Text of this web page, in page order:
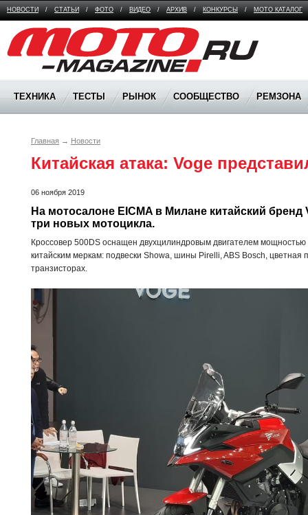
НОВОСТИ / СТАТЬИ / ФОТО / ВИДЕО / АРХИВ / КОНКУРСЫ / МОТО КАТАЛОГ
Moto Magazine
ТЕХНИКА ТЕСТЫ РЫНОК СООБЩЕСТВО РЕМЗОНА
Главная → Новости
Китайская атака: Voge
06 ноября 2019
На мотосалоне EICMA в Милане китайский бренд
три новых мотоцикла.
Кроссовер 500DS оснащен двухцилиндровым двигателем
китайским меркам: подвески Showa, шины Pirelli, ABS Bosch,
транзисторах.